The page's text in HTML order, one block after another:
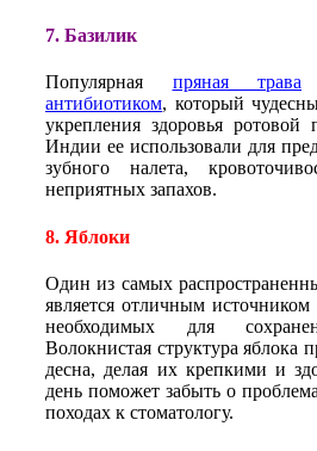
7. Базилик
Популярная пряная трава
антибиотиком, который
укрепления здоровья
Индии ее использовали для
зубного налета,
неприятных запахов.
8. Яблоки
Один из самых
является отличным
необходимых для
Волокнистая структура яблока
десна, делая их крепкими и
день поможет забыть о
походах к стоматологу.